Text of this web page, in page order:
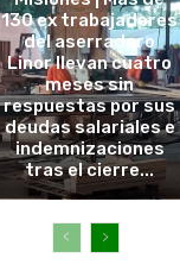
130 ex trabajadores
del aserradero
Linor llevan cuatro
meses sin
respuestas por sus
deudas salariales e
indemnizaciones
tras el cierre...